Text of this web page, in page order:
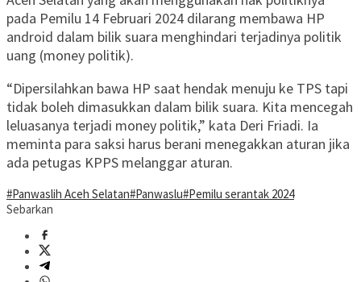
pada Pemilu 14 Februari 2024 dilarang membawa HP
android dalam bilik suara menghindari terjadinya politik
uang (money politik).
“Dipersilahkan bawa HP saat hendak menuju ke TPS tapi
tidak boleh dimasukkan dalam bilik suara. Kita mencegah
leluasanya terjadi money politik,” kata Deri Friadi. Ia
meminta para saksi harus berani menegakkan aturan jika
ada petugas KPPS melanggar aturan.
#Panwaslih Aceh Selatan#Panwaslu#Pemilu serantak 2024
Sebarkan